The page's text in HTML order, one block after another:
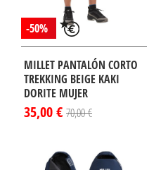
-50%
MILLET PANTALÓN CORTO
TREKKING BEIGE KAKI
DORITE MUJER
35,00 € 70,00 €